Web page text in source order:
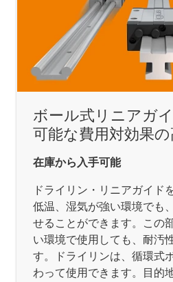
ボール式リニアガ
可能な費用対効果
在庫から入手可能
ドライリン・リニアガイド
低温、湿気が強い環境でも
せることができます。この
い環境で使用しても、耐汚
す。ドライリンは、循環式
わって使用できます。目的